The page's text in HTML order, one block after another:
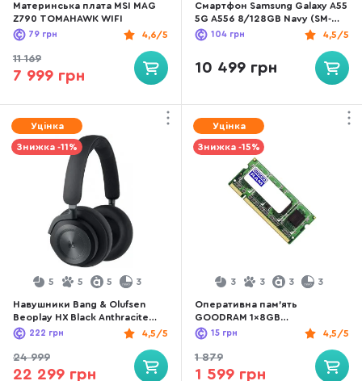
Материнська плата MSI MAG
Z790 TOMAHAWK WIFI
4,6/5
79 грн
11 169
7 999 грн
Смартфон Samsung Galaxy A55
5G A556 8/128GB Navy (SM-
A556BZKAEUC)
4,5/5
104 грн
10 499 грн
Уцінка
Знижка -11%
5 5 5 3
Навушники Bang & Olufsen
Beoplay HX Black Anthracite
(1224000)
4,5/5
222 грн
24 999
22 299 грн
Уцінка
Знижка -15%
3 3 3 3
Оперативна пам’ять
GOODRAM 1x8GB
(GR1600S364L11/8G)
4,5/5
15 грн
1 879
1 599 грн